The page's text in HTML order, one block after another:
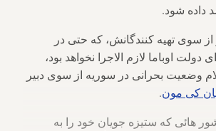
داده شود.
از سوی تهیه کنندگانش، که حتی در
اوباما لازم الاجرا نخواهد بود،
وضعیت بحرانی در سوریه از سوی دبیر
کی مون.
هائی که ستیزه جویان خود را به